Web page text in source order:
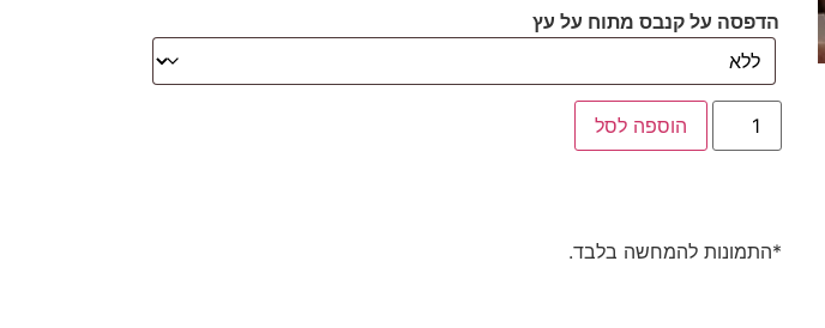
הדפסה על קנבס מתוח על עץ
הוספה לסל
*התמונות להמחשה בלבד.